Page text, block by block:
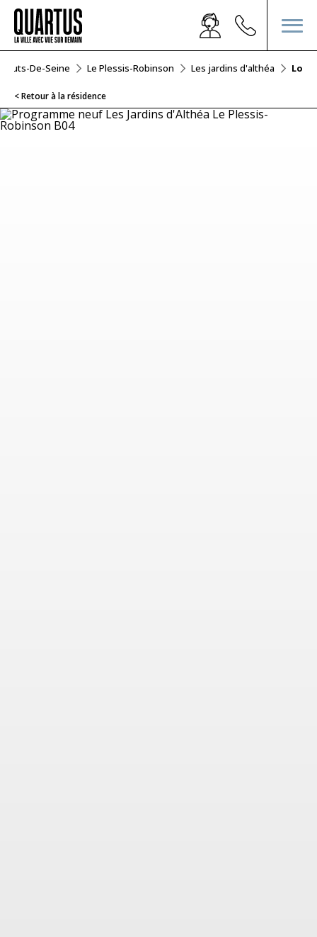
Hauts-De-Seine Le Plessis-Robinson Les jardins d'althéa Lot
< Retour à la résidence